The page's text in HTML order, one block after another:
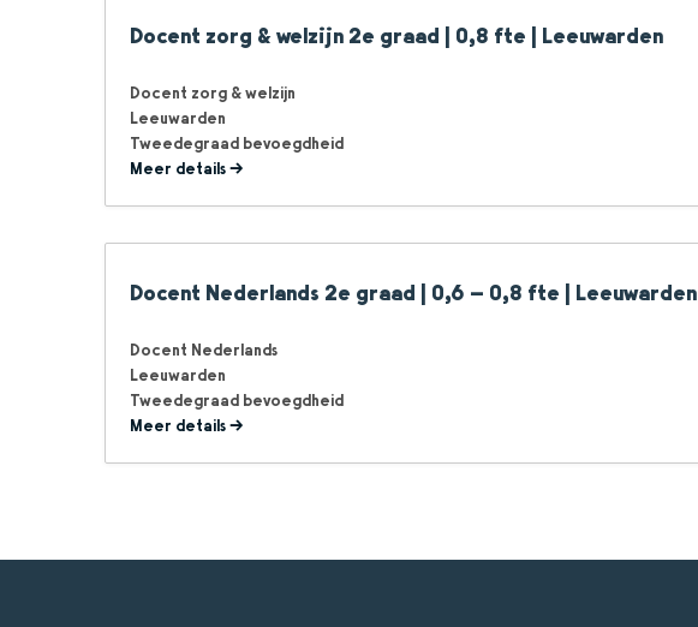
Docent zorg & welzijn 2e graad | 0,8 fte | Leeuwarden
Docent zorg & welzijn
Leeuwarden
Tweedegraad bevoegdheid
Meer details
Docent Nederlands 2e graad | 0,6 – 0,8 fte | Leeuwarden
Docent Nederlands
Leeuwarden
Tweedegraad bevoegdheid
Meer details